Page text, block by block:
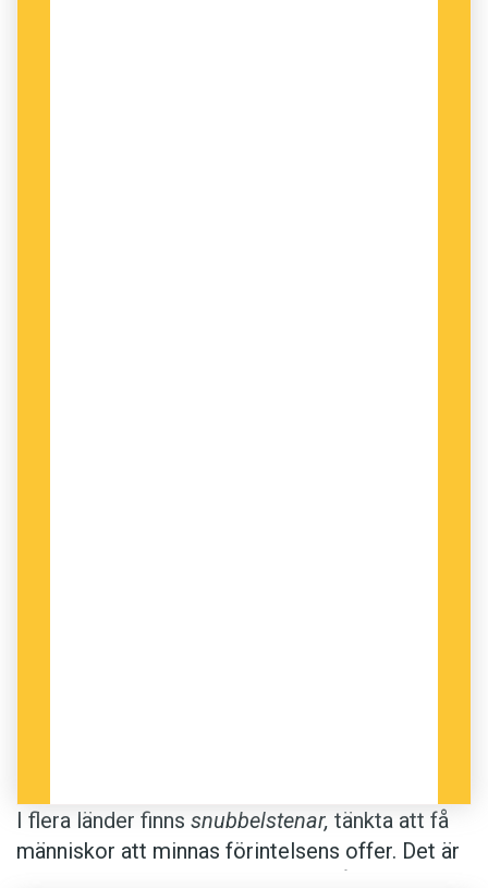
I flera länder finns snubbelstenar, tänkta att få
människor att minnas förintelsens offer. Det är